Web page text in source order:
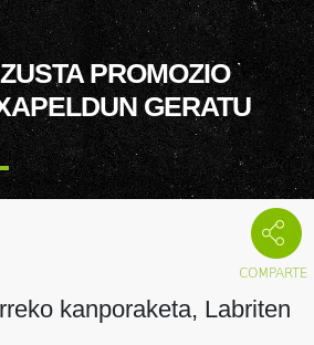
PROMOZIO
GERATU
kanporaketa, Labriten